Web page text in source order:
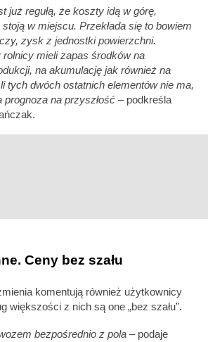
już regułą, że koszty idą w górę,
w miejscu. Przekłada się to bowiem
zysk z jednostki powierzchni.
rolnicy mieli zapas środków na
na akumulację jak również na
tych dwóch ostatnich elementów nie ma,
prognoza na przyszłość – podkreśla
Ceny bez szału
komentują również użytkownicy
większości z nich są one „bez szału”.
bezpośrednio z pola – podaje